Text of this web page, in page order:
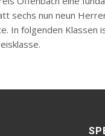
sechs nun neun
folgenden Klassen